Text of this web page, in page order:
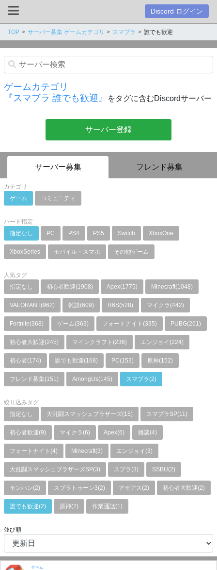
Discord ログイン
TOP サーバー募集 ゲームカテゴリ スマブラ 誰でも歓迎
ゲームカテゴリ
『スマブラ 誰でも歓迎』
をタグに含むDiscordサーバー
サーバー登録
サーバー募集 フレンド募集
カテゴリ
ゲーム
コミュニティ
ハード指定
指定なし
PC PS4 PS5 Switch XboxOne
XboxSeries モバイル・スマホ その他ゲーム
人気タグ
指定なし
初心者歓迎(1908) Apex(1775) Minecraft(1048)
VALORANT(962) 雑談(609) R6S(528) マイクラ(442)
Fortnite(368) ゲーム(363) フォートナイト(335) PUBG(261)
初心者大歓迎(245) マインクラフト(236) エンジョイ(224)
初心者(174) 誰でも歓迎(168) PC(153) 原神(152)
フレンド募集(151) AmongUs(145) スマブラ(2)
絞り込みタグ
指定なし
大乱闘スマッシュブラザーズ(15) スマブラSP(11)
初心者歓迎(9) マイクラ(6) Apex(6) 雑談(4)
フォートナイト(4) Minecraft(3) エンジョイ(3)
大乱闘スマッシュブラザーズSP(3) スプラ(3) SSBU(2)
モンハン(2) スプラトゥーン3(2) アモアス(2) 初心者大歓迎(2)
誰でも歓迎(2) 原神(2) 作業通話(1)
並び順
ゲーム